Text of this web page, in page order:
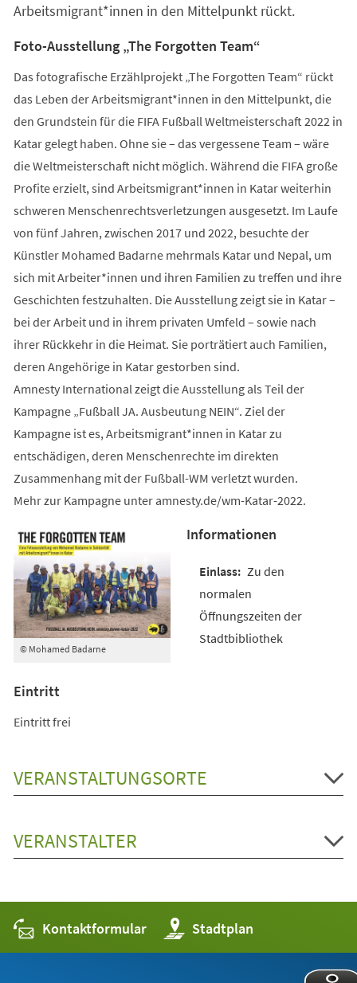
Arbeitsmigrant*innen in den Mittelpunkt rückt.
Foto-Ausstellung „The Forgotten Team“
Das fotografische Erzählprojekt „The Forgotten Team“ rückt
das Leben der Arbeitsmigrant*innen in den Mittelpunkt, die
den Grundstein für die FIFA Fußball Weltmeisterschaft 2022 in
Katar gelegt haben. Ohne sie – das vergessene Team – wäre
die Weltmeisterschaft nicht möglich. Während die FIFA große
Profite erzielt, sind Arbeitsmigrant*innen in Katar weiterhin
schweren Menschenrechtsverletzungen ausgesetzt. Im Laufe
von fünf Jahren, zwischen 2017 und 2022, besuchte der
Künstler Mohamed Badarne mehrmals Katar und Nepal, um
sich mit Arbeiter*innen und ihren Familien zu treffen und ihre
Geschichten festzuhalten. Die Ausstellung zeigt sie in Katar –
bei der Arbeit und in ihrem privaten Umfeld – sowie nach
ihrer Rückkehr in die Heimat. Sie porträtiert auch Familien,
deren Angehörige in Katar gestorben sind.
Amnesty International zeigt die Ausstellung als Teil der
Kampagne „Fußball JA. Ausbeutung NEIN“. Ziel der
Kampagne ist es, Arbeitsmigrant*innen in Katar zu
entschädigen, deren Menschenrechte im direkten
Zusammenhang mit der Fußball-WM verletzt wurden.
Mehr zur Kampagne unter amnesty.de/wm-Katar-2022.
© Mohamed Badarne
Informationen
Zu den
normalen
Öffnungszeiten der
Stadtbibliothek
Eintritt
Eintritt frei
VERANSTALTUNGSORTE
VERANSTALTER
Kontaktformular Stadtplan
(Öffnet
in
einem